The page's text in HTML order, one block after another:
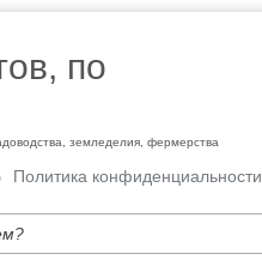
по
земледелия, фермерства
Политика конфиденциальности